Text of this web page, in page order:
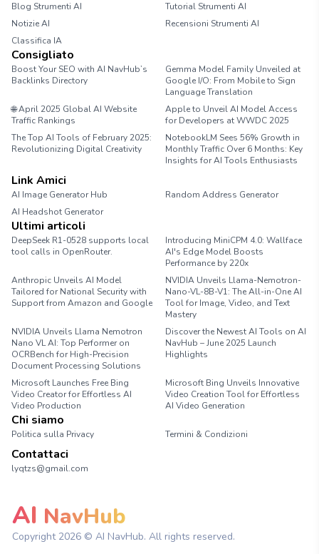
Blog Strumenti AI
Tutorial Strumenti AI
Notizie AI
Recensioni Strumenti AI
Classifica IA
Consigliato
Boost Your SEO with AI NavHub’s
Backlinks Directory
Gemma Model Family Unveiled at
Google I/O: From Mobile to Sign
Language Translation
🌐 April 2025 Global AI Website
Traffic Rankings
Apple to Unveil AI Model Access
for Developers at WWDC 2025
The Top AI Tools of February 2025:
Revolutionizing Digital Creativity
NotebookLM Sees 56% Growth in
Monthly Traffic Over 6 Months: Key
Insights for AI Tools Enthusiasts
Link Amici
AI Image Generator Hub
Random Address Generator
AI Headshot Generator
Ultimi articoli
DeepSeek R1-0528 supports local
tool calls in OpenRouter.
Introducing MiniCPM 4.0: Wallface
AI's Edge Model Boosts
Performance by 220x
Anthropic Unveils AI Model
Tailored for National Security with
Support from Amazon and Google
NVIDIA Unveils Llama-Nemotron-
Nano-VL-8B-V1: The All-in-One AI
Tool for Image, Video, and Text
Mastery
NVIDIA Unveils Llama Nemotron
Nano VL AI: Top Performer on
OCRBench for High-Precision
Document Processing Solutions
Discover the Newest AI Tools on AI
NavHub – June 2025 Launch
Highlights
Microsoft Launches Free Bing
Video Creator for Effortless AI
Video Production
Microsoft Bing Unveils Innovative
Video Creation Tool for Effortless
AI Video Generation
Chi siamo
Politica sulla Privacy Termini & Condizioni
Contattaci
lyqtzs@gmail.com
AI NavHub
Copyright 2026© AI NavHub. All rights reserved.